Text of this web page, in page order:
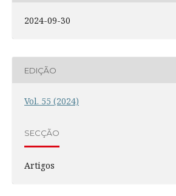
2024-09-30
EDIÇÃO
Vol. 55 (2024)
SECÇÃO
Artigos